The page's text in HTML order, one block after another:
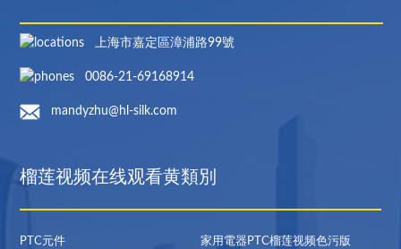
上海市嘉定區漳浦路99號
0086-21-69168914
mandyzhu@hl-silk.com
榴莲视频在线观看黄類別
PTC元件 家用電器PTC榴莲视频色污版